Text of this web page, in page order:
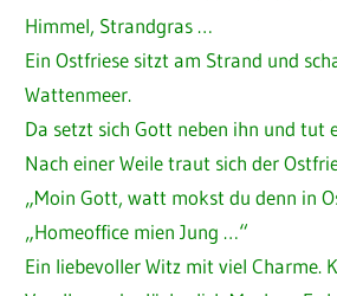
Himmel, Strandgras …
Ein Ostfriese sitzt am Strand und
Wattenmeer.
Da setzt sich Gott neben ihn und tut
Nach einer Weile traut sich der
„Moin Gott, watt mokst du denn in
„Homeoffice mien Jung …“
Ein liebevoller Witz mit viel Charme.